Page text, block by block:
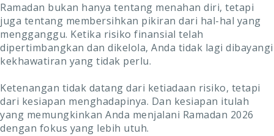
Ramadan bukan hanya tentang menahan diri, tetapi
juga tentang membersihkan pikiran dari hal-hal yang
mengganggu. Ketika risiko finansial telah
dipertimbangkan dan dikelola, Anda tidak lagi dibayangi
kekhawatiran yang tidak perlu.
Ketenangan tidak datang dari ketiadaan risiko, tetapi
dari kesiapan menghadapinya. Dan kesiapan itulah
yang memungkinkan Anda menjalani Ramadan 2026
dengan fokus yang lebih utuh.